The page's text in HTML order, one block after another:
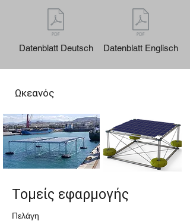
Datenblatt Deutsch Datenblatt Englisch
Ωκεανός
Τομείς εφαρμογής
Πελάγη